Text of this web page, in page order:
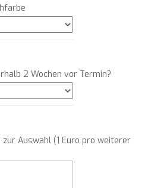
2 Wochen vor Termin?
Auswahl (1 Euro pro weiterer